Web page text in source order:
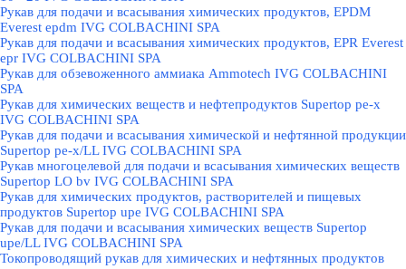
Рукав для подачи и всасывания химических продуктов, EPDM
Everest epdm IVG COLBACHINI SPA
Рукав для подачи и всасывания химических продуктов, EPR Everest
epr IVG COLBACHINI SPA
Рукав для обзевоженного аммиака Ammotech IVG COLBACHINI
SPA
Рукав для химических веществ и нефтепродуктов Supertop pe-x
IVG COLBACHINI SPA
Рукав для подачи и всасывания химической и нефтянной продукции
Supertop pe-x/LL IVG COLBACHINI SPA
Рукав многоцелевой для подачи и всасывания химических веществ
Supertop LO bv IVG COLBACHINI SPA
Рукав для химических продуктов, растворителей и пищевых
продуктов Supertop upe IVG COLBACHINI SPA
Рукав для подачи и всасывания химических веществ Supertop
upe/LL IVG COLBACHINI SPA
Токопроводящий рукав для химических и нефтянных продуктов